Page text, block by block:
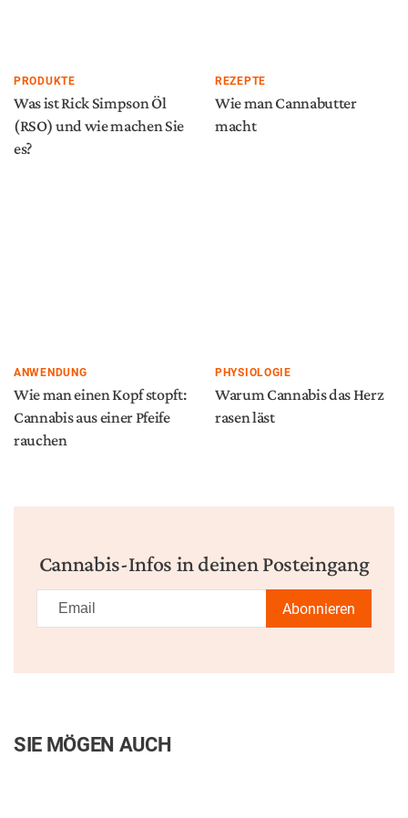
PRODUKTE
Was ist Rick Simpson Öl
(RSO) und wie machen Sie
es?
REZEPTE
Wie man Cannabutter
macht
ANWENDUNG
Wie man einen Kopf stopft:
Cannabis aus einer Pfeife
rauchen
PHYSIOLOGIE
Warum Cannabis das Herz
rasen läst
Cannabis-Infos in deinen Posteingang
Abonnieren
SIE MÖGEN AUCH